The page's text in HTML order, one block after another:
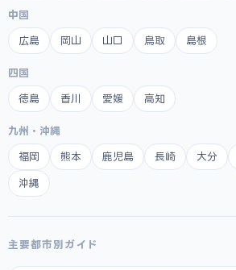
中国
広島 岡山 山口 鳥取 島根
四国
徳島 香川 愛媛 高知
九州・沖縄
福岡 熊本 鹿児島 長崎 大分
沖縄
主要都市別ガイド